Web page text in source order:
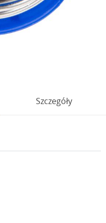
Szczegóły